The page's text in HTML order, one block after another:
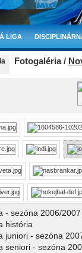
LIGA
Fotogaléria /
- sezóna 2006/2007
história
juniori - sezóna
seniori - sezóna